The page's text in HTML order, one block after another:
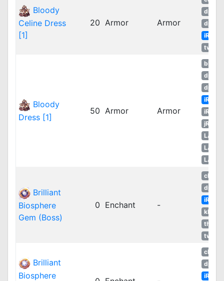
Bloody
Celine Dress
[1]
20 Armor Armor
dpRO
dpROS
iRO
twRO
Bloody
Dress [1]
50 Armor Armor
bRO
dpRO
dpROS
iRO
iROT
jRO
Brilliant
Biosphere
Gem (Boss)
0 Enchant -
cRO
dpRO
iRO
kROM
thROG
twRO
Brilliant
Biosphere
cRO
dpRO
iRO